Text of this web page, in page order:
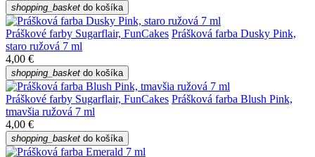
shopping_basket do košíka
Práškové farby Sugarflair, FunCakes Prášková farba Dusky Pink,
staro ružová 7 ml
4,00 €
shopping_basket do košíka
Práškové farby Sugarflair, FunCakes Prášková farba Blush Pink,
tmavšia ružová 7 ml
4,00 €
shopping_basket do košíka